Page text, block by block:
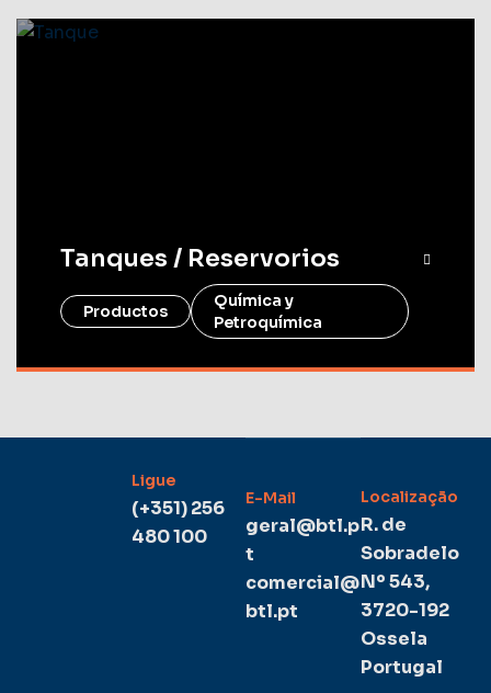
Tanques / Reservorios
Productos
Química y
Petroquímica
Ligue
(+351) 256
480 100
E-Mail
geral@btl.p
t
comercial@
btl.pt
Localização
R. de
Sobradelo
Nº 543,
3720-192
Ossela
Portugal